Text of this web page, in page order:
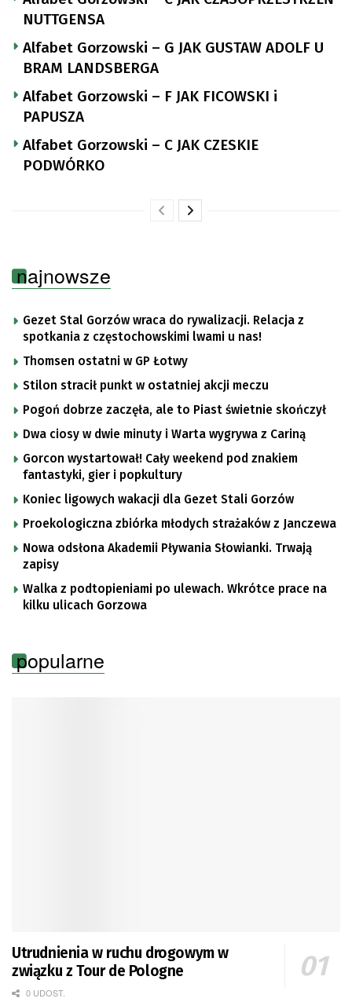
NUTTGENSA
Alfabet Gorzowski – G JAK GUSTAW ADOLF U
BRAM LANDSBERGA
Alfabet Gorzowski – F JAK FICOWSKI i
PAPUSZA
Alfabet Gorzowski – C JAK CZESKIE
PODWÓRKO
najnowsze
Gezet Stal Gorzów wraca do rywalizacji. Relacja z
spotkania z częstochowskimi lwami u nas!
Thomsen ostatni w GP Łotwy
Stilon stracił punkt w ostatniej akcji meczu
Pogoń dobrze zaczęła, ale to Piast świetnie skończył
Dwa ciosy w dwie minuty i Warta wygrywa z Cariną
Gorcon wystartował! Cały weekend pod znakiem
fantastyki, gier i popkultury
Koniec ligowych wakacji dla Gezet Stali Gorzów
Proekologiczna zbiórka młodych strażaków z Janczewa
Nowa odsłona Akademii Pływania Słowianki. Trwają
zapisy
Walka z podtopieniami po ulewach. Wkrótce prace na
kilku ulicach Gorzowa
popularne
Utrudnienia w ruchu drogowym w
związku z Tour de Pologne
0 UDOST.